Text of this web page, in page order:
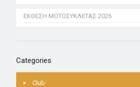
ΕΚΘΕΣΗ ΜΟΤΟΣΥΚΛΕΤΑΣ 2026
Categories
Club